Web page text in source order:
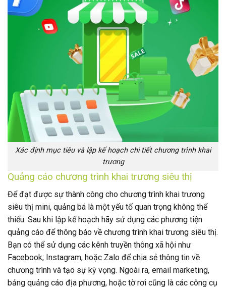
Xác định mục tiêu và lập kế hoạch chi tiết chương trình khai
trương
Quảng cáo chương trình khai trương siêu thị
Để đạt được sự thành công cho chương trình khai trương
siêu thị mini, quảng bá là một yếu tố quan trọng không thể
thiếu. Sau khi lập kế hoạch hãy sử dụng các phương tiện
quảng cáo để thông báo về chương trình khai trương siêu thị.
Bạn có thể sử dụng các kênh truyền thông xã hội như
Facebook, Instagram, hoặc Zalo để chia sẻ thông tin về
chương trình và tạo sự kỳ vọng. Ngoài ra, email marketing,
bảng quảng cáo địa phương, hoặc tờ rơi cũng là các công cụ